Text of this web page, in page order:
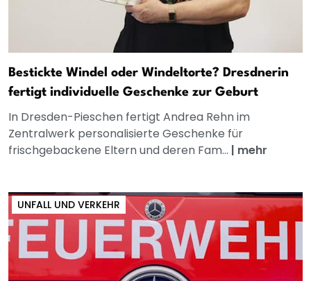
Bestickte Windel oder Windeltorte? Dresdnerin
fertigt individuelle Geschenke zur Geburt
In Dresden-Pieschen fertigt Andrea Rehn im
Zentralwerk personalisierte Geschenke für
frischgebackene Eltern und deren Fam... | mehr
UNFALL UND VERKEHR